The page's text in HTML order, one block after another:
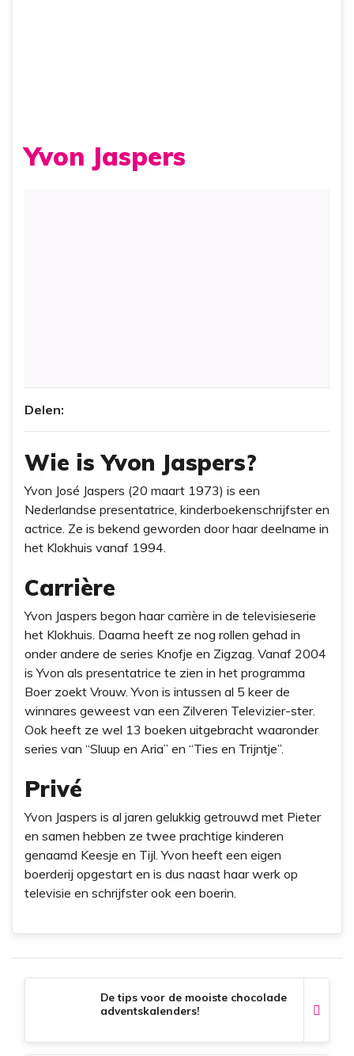
Yvon Jaspers
Delen:
Wie is Yvon Jaspers?
Yvon José Jaspers (20 maart 1973) is een
Nederlandse presentatrice, kinderboekenschrijfster en
actrice. Ze is bekend geworden door haar deelname in
het Klokhuis vanaf 1994.
Carrière
Yvon Jaspers begon haar carrière in de televisieserie
het Klokhuis. Daarna heeft ze nog rollen gehad in
onder andere de series Knofje en Zigzag. Vanaf 2004
is Yvon als presentatrice te zien in het programma
Boer zoekt Vrouw. Yvon is intussen al 5 keer de
winnares geweest van een Zilveren Televizier-ster.
Ook heeft ze wel 13 boeken uitgebracht waaronder
series van “Sluup en Aria” en “Ties en Trijntje”.
Privé
Yvon Jaspers is al jaren gelukkig getrouwd met Pieter
en samen hebben ze twee prachtige kinderen
genaamd Keesje en Tijl. Yvon heeft een eigen
boerderij opgestart en is dus naast haar werk op
televisie en schrijfster ook een boerin.
De tips voor de mooiste chocolade
adventskalenders!